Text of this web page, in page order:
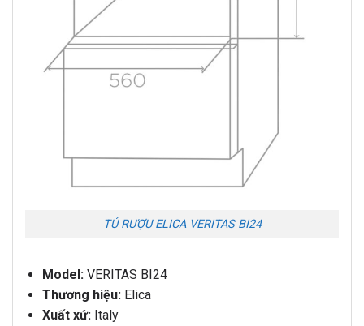
TỦ RƯỢU ELICA VERITAS BI24
Model:VERITAS BI24
Thương hiệu:Elica
Xuất xứ:Italy